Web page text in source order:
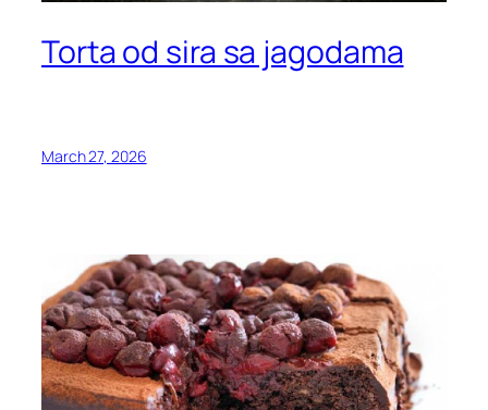
Torta od sira sa jagodama
March 27, 2026